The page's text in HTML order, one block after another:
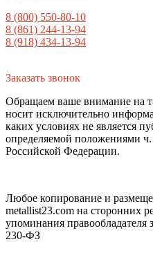
8 (800) 550-80-10
8 (861) 244-13-94
8 (918) 434-13-94
Заказать звонок
Обращаем ваше внимание на
носит исключительно
каких условиях не является
определяемой положениями ч.
Российской Федерации.
Любое копирование и
metallist23.com на сторонних
упоминания
230-ФЗ